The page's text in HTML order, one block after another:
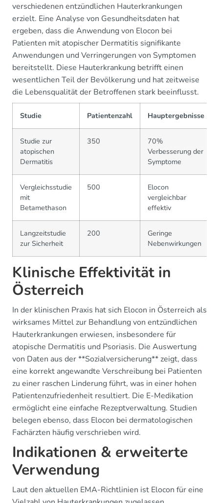
verschiedenen entzündlichen Hauterkrankungen
erzielt. Eine Analyse von Gesundheitsdaten hat
ergeben, dass die Anwendung von Elocon bei
Patienten mit atopischer Dermatitis signifikante
Anwendungen und Verringerungen von Symptomen
bereitstellt. Diese Hauterkrankung betrifft einen
wesentlichen Teil der Bevölkerung und hat zeitweise
die Lebensqualität der Betroffenen stark beeinflusst.
Studie Patientenzahl Hauptergebnisse
Studie zur
atopischen
Dermatitis
350
70%
Verbesserung der
Symptome
Vergleichsstudie
mit
Betamethason
500
Elocon
vergleichbar
effektiv
Langzeitstudie
zur Sicherheit
200
Geringe
Nebenwirkungen
Klinische Effektivität in
Österreich
In der klinischen Praxis hat sich Elocon in Österreich als
wirksames Mittel zur Behandlung von entzündlichen
Hauterkrankungen erwiesen, insbesondere für
atopische Dermatitis und Psoriasis. Die Auswertung
von Daten aus der **Sozialversicherung** zeigt, dass
eine korrekt angewandte Verschreibung bei Patienten
zu einer raschen Linderung führt, was in einer hohen
Patientenzufriedenheit resultiert. Die E-Medikation
ermöglicht eine einfache Rezeptverwaltung. Studien
belegen ebenso, dass Elocon bei dermatologischen
Fachärzten häufig verschrieben wird.
Indikationen & erweiterte
Verwendung
Laut den aktuellen EMA-Richtlinien ist Elocon für eine